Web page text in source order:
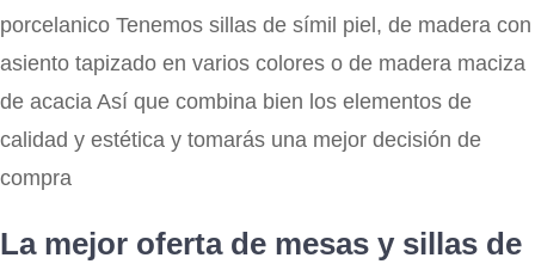
porcelanico Tenemos sillas de símil piel, de madera con
asiento tapizado en varios colores o de madera maciza
de acacia Así que combina bien los elementos de
calidad y estética y tomarás una mejor decisión de
compra
La mejor oferta de mesas y sillas de